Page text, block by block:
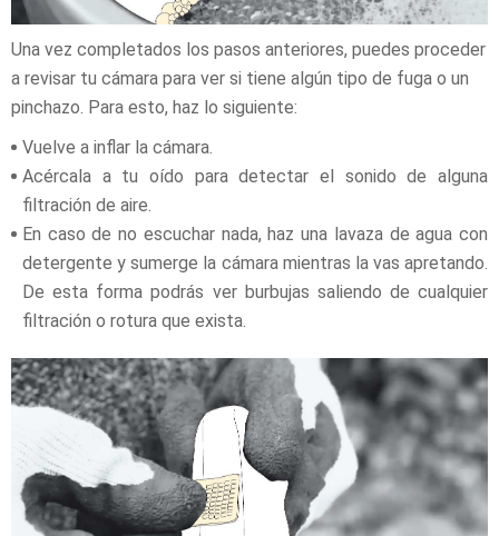
Una vez completados los pasos anteriores, puedes proceder
a revisar tu cámara para ver si tiene algún tipo de fuga o un
pinchazo. Para esto, haz lo siguiente:
Vuelve a inflar la cámara.
Acércala a tu oído para detectar el sonido de alguna
filtración de aire.
En caso de no escuchar nada, haz una lavaza de agua con
detergente y sumerge la cámara mientras la vas apretando.
De esta forma podrás ver burbujas saliendo de cualquier
filtración o rotura que exista.